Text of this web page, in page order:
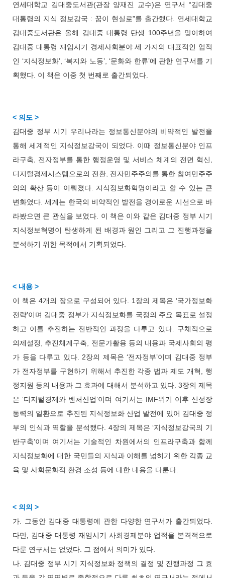
연세대학교 김대중도서관(관장 양재진 교수)은 연구서 “김대중
대통령의 지식 정보강국 : 꿈이 현실로”를 출간했다. 연세대학교
김대중도서관은 올해 김대중 대통령 탄생 100주년을 맞이하여
김대중 대통령 재임시기 경제사회분야 세 가지의 대표적인 업적
인 ‘지식정보화’, ‘복지와 노동’, ‘문화와 한류’에 관한 연구서를 기
획했다. 이 책은 이중 첫 번째로 출간되었다.
< 의도 >
김대중 정부 시기 우리나라는 정보통신분야의 비약적인 발전을
통해 세계적인 지식정보강국이 되었다. 이때 정보통신분야 인프
라구축, 전자정부를 통한 행정운영 및 서비스 체계의 전면 혁신,
디지털경제시스템으로의 전환, 전자민주주의를 통한 참여민주주
의의 확산 등이 이뤄졌다. 지식정보화혁명이라고 할 수 있는 큰
변화였다. 세계는 한국의 비약적인 발전을 경이로운 시선으로 바
라봤으면 큰 관심을 보였다. 이 책은 이와 같은 김대중 정부 시기
지식정보혁명이 탄생하게 된 배경과 원인 그리고 그 진행과정을
분석하기 위한 목적에서 기획되었다.
< 내용 >
이 책은 4개의 장으로 구성되어 있다. 1장의 제목은 ‘국가정보화
전략’이며 김대중 정부가 지식정보화를 국정의 주요 목표로 설정
하고 이를 추진하는 전반적인 과정을 다루고 있다. 구체적으로
의제설정, 추진체계구축, 전문가활용 등의 내용과 국제사회의 평
가 등을 다루고 있다. 2장의 제목은 ‘전자정부’이며 김대중 정부
가 전자정부를 구현하기 위해서 추진한 각종 법과 제도 개혁, 행
정지원 등의 내용과 그 효과에 대해서 분석하고 있다. 3장의 제목
은 ‘디지털경제와 벤처산업’이며 여기서는 IMF위기 이후 신성장
동력의 일환으로 추진된 지식정보화 산업 발전에 있어 김대중 정
부의 인식과 역할을 분석했다. 4장의 제목은 ‘지식정보강국의 기
반구축’이며 여기서는 기술적인 차원에서의 인프라구축과 함께
지식정보화에 대한 국민들의 지식과 이해를 넓히기 위한 각종 교
육 및 사회문화적 환경 조성 등에 대한 내용을 다룬다.
< 의의 >
가. 그동안 김대중 대통령에 관한 다양한 연구서가 출간되었다.
다만, 김대중 대통령 재임시기 사회경제분야 업적을 본격적으로
다룬 연구서는 없었다. 그 점에서 의미가 있다.
나. 김대중 정부 시기 지식정보화 정책의 결정 및 진행과정 그 효